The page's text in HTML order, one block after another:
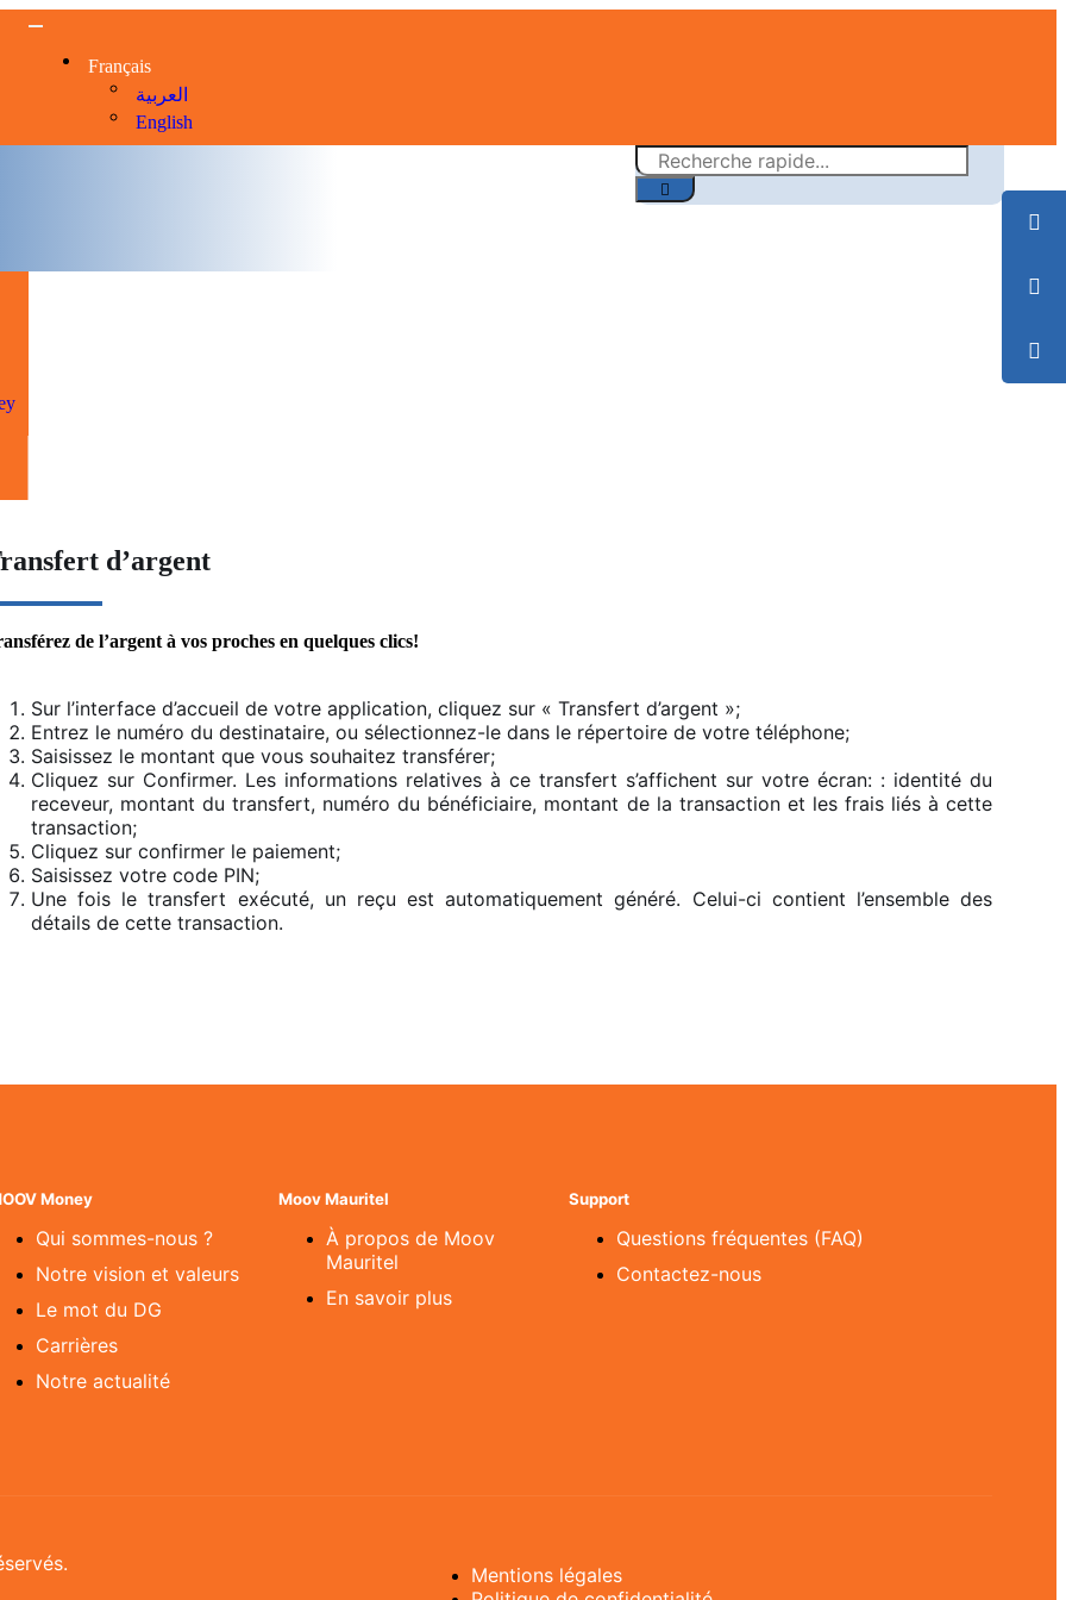
Français
العربية
English
d’argent
de l’argent à vos proches en quelques clics!
Sur l’interface d’accueil de votre application, cliquez sur « Transfert d’argent »;
Entrez le numéro du destinataire, ou sélectionnez-le dans le répertoire de votre téléphone;
Saisissez le montant que vous souhaitez transférer;
Cliquez sur Confirmer. Les informations relatives à ce transfert s’affichent sur votre écran: : identité du
receveur, montant du transfert, numéro du bénéficiaire, montant de la transaction et les frais liés à cette
transaction;
Cliquez sur confirmer le paiement;
Saisissez votre code PIN;
Une fois le transfert exécuté, un reçu est automatiquement généré. Celui-ci contient l’ensemble des
détails de cette transaction.
Money
Qui sommes-nous ?
Notre vision et valeurs
Le mot du DG
Carrières
Notre actualité
Moov Mauritel
À propos de Moov
Mauritel
En savoir plus
Support
Questions fréquentes (FAQ)
Contactez-nous
Mentions légales